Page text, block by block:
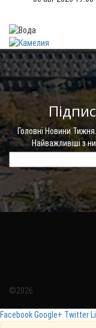
Головні Новини
Найважливіші з
©2026
FacebookGoogle+ Twitter